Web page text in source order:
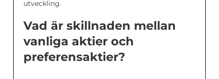
utveckling.
Vad är skillnaden mellan
vanliga aktier och
preferensaktier?